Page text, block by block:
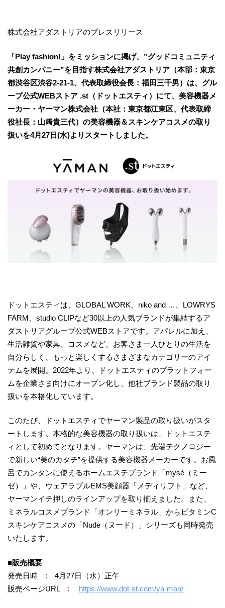
株式会社アダストリアのプレスリリース
「Play fashion!」をミッションに掲げ、”グッドコミュニティ
共創カンパニー”を目指す株式会社アダストリア（本部：東京
都渋谷区渋谷2-21-1、代表取締役会長：福田三千男）は、グル
ープ公式WEBストア .st（ドットエスティ）にて、美容機器メ
ーカー・ヤーマン株式会社（本社：東京都江東区、代表取締
役社長：山﨑貴三代）の美容機器＆スキンケアコスメの取り
扱いを4月27日(水)よりスタートしました。
ドットエスティは、GLOBAL WORK、niko and …、LOWRYS
FARM、studio CLIPなど30以上の人気ブランドが集結するア
ダストリアグループ公式WEBストアです。アパレルに加え、
生活雑貨や家具、コスメなど、お客さま一人ひとりの生活を
自分らしく、もっと楽しくするさまざまなカテゴリーのアイ
テムを展開。2022年より、ドットエスティのプラットフォー
ムを企業さま向けにオープン化し、他社ブランド製品の取り
扱いを本格化しています。
このたび、ドットエスティでヤーマン製品の取り扱いがスタ
ートします。本格的な美容機器の取り扱いは、ドットエステ
ィとして初めてとなります。ヤーマンは、先端テクノロジー
で新しい“美のカタチ”を提供する美容機器メーカーです。お風
呂でカンタンに使えるホームエステブランド「mysé（ミー
ゼ）」や、ウェアラブルEMS美顔器「メディリフト」など、
ヤーマンイチ押しのラインアップを取り揃えました。また、
ミネラルコスメブランド「オンリーミネラル」からビタミンC
スキンケアコスメの「Nude（ヌード）」シリーズも同時発売
いたします。
■販売概要
発売日時 : 4月27日（水）正午
販売ページURL : https://www.dot-st.com/ya-man/